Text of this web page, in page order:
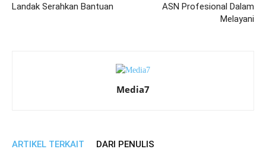
Landak Serahkan Bantuan
ASN Profesional Dalam
Melayani
Media7
ARTIKEL TERKAIT DARI PENULIS